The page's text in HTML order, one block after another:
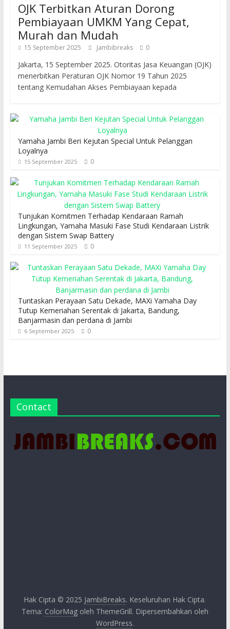
OJK Terbitkan Aturan Dorong
Pembiayaan UMKM Yang Cepat,
Murah dan Mudah
15 September 2025 Jambibreaks 0
Jakarta, 15 September 2025. Otoritas Jasa Keuangan (OJK)
menerbitkan Peraturan OJK Nomor 19 Tahun 2025
tentang Kemudahan Akses Pembiayaan kepada
Yamaha Jambi Beri Kejutan Special Untuk Pelanggan
Loyalnya
15 September 2025 0
Tunjukan Komitmen Terhadap Kendaraan Ramah
Lingkungan, Yamaha Masuki Fase Studi Kendaraan Listrik
dengan Sistem Swap Battery
11 September 2025 0
Tuntaskan Perayaan Satu Dekade, MAXi Yamaha Day
Tutup Kemeriahan Serentak di Jakarta, Bandung,
Banjarmasin dan perdana di Jambi
6 September 2025 0
Contact
Hak Cipta © 2025 JambiBreaks. Keseluruhan Hak Cipta.
Tema: ColorMagoleh ThemeGrill. Dipersembahkan oleh
WordPress.